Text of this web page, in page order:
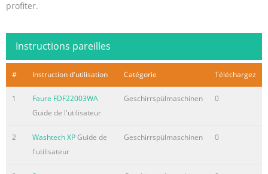
profiter.
Instructions pareilles
# Instruction d'utilisation Catégorie Téléchargez
1
Faure FDF22003WA
Guide de l'utilisateur
Geschirrspülmaschinen 0
2 Washtech XPGuide de
l'utilisateur
Geschirrspülmaschinen 0